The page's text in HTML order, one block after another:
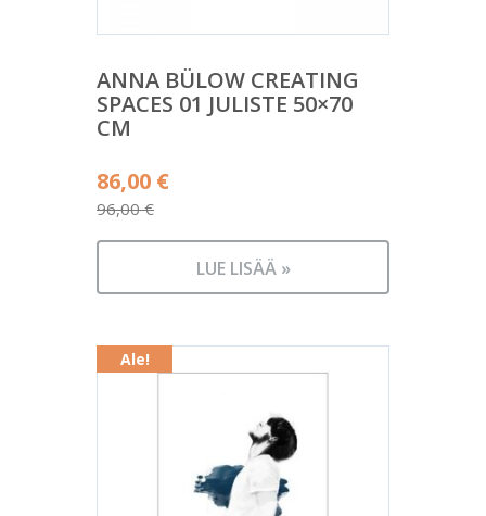
ANNA BÜLOW CREATING
SPACES 01 JULISTE 50×70
CM
96,00€
Alkuperäinen
hinta
oli:
86,00 €
Nykyinen
on:
LUE LISÄÄ »
Ale!